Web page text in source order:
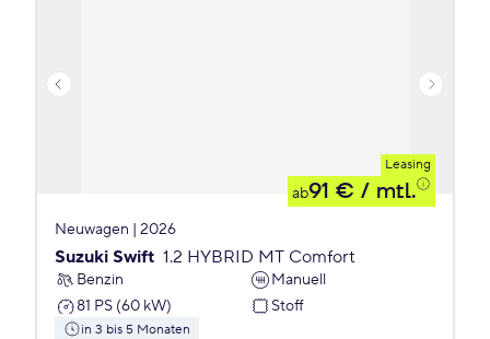
Leasing
ab91 € / mtl.
Neuwagen | 2026
Suzuki Swift 1.2 HYBRID MT Comfort
Benzin
Manuell
81 PS (60 kW)
Stoff
in 3 bis 5 Monaten